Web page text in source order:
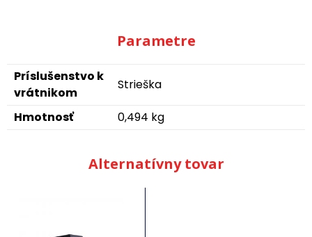
Parametre
Príslušenstvo k
vrátnikom
Strieška
Hmotnosť 0,494 kg
Alternatívny tovar